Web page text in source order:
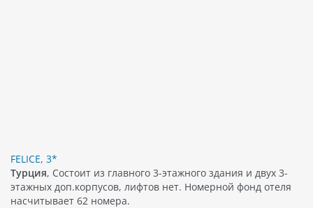
FELICE, 3*
Турция, Состоит из главного 3-этажного здания и двух 3-
этажных доп.корпусов, лифтов нет. Номерной фонд отеля
насчитывает 62 номера.